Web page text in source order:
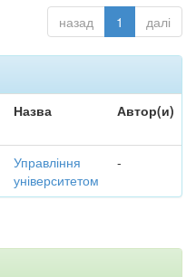
назад 1 далі
Назва Автор(и)
Управління
університетом
-